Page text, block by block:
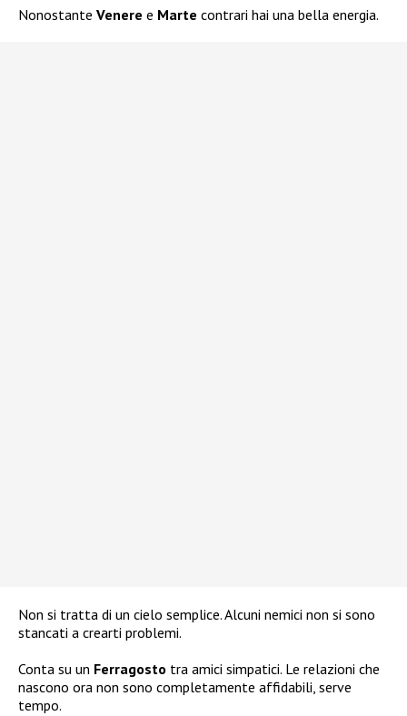
Nonostante Venere e Marte contrari hai una bella energia.
Non si tratta di un cielo semplice. Alcuni nemici non si sono
stancati a crearti problemi.
Conta su un Ferragosto tra amici simpatici. Le relazioni che
nascono ora non sono completamente affidabili, serve
tempo.